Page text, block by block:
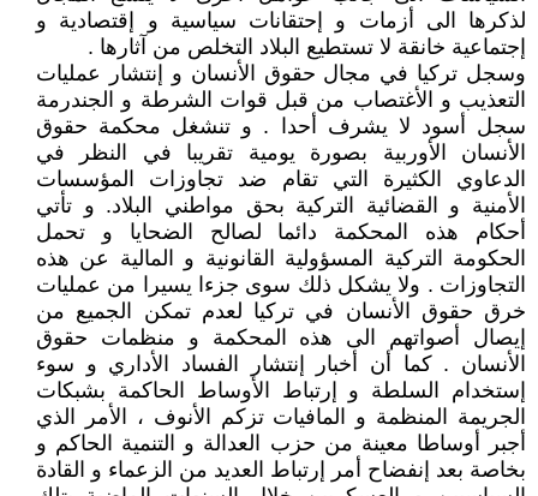
لذكرها الى أزمات و إحتقانات سياسية و إقتصادية و
إجتماعية خانقة لا تستطيع البلاد التخلص من آثارها .
وسجل تركيا في مجال حقوق الأنسان و إنتشار عمليات
التعذيب و الأغتصاب من قبل قوات الشرطة و الجندرمة
سجل أسود لا يشرف أحدا . و تنشغل محكمة حقوق
الأنسان الأوربية بصورة يومية تقريبا في النظر في
الدعاوي الكثيرة التي تقام ضد تجاوزات المؤسسات
الأمنية و القضائية التركية بحق مواطني البلاد. و تأتي
أحكام هذه المحكمة دائما لصالح الضحايا و تحمل
الحكومة التركية المسؤولية القانونية و المالية عن هذه
التجاوزات . ولا يشكل ذلك سوى جزءا يسيرا من عمليات
خرق حقوق الأنسان في تركيا لعدم تمكن الجميع من
إيصال أصواتهم الى هذه المحكمة و منظمات حقوق
الأنسان . كما أن أخبار إنتشار الفساد الأداري و سوء
إستخدام السلطة و إرتباط الأوساط الحاكمة بشبكات
الجريمة المنظمة و المافيات تزكم الأنوف ، الأمر الذي
أجبر أوساطا معينة من حزب العدالة و التنمية الحاكم و
بخاصة بعد إنفضاح أمر إرتباط العديد من الزعماء و القادة